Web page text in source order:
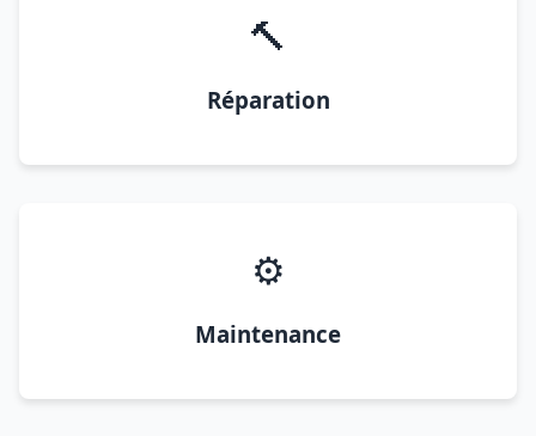
🔨
Réparation
⚙️
Maintenance